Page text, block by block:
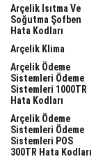
Arçelik Isıtma Ve
Soğutma Şofben
Hata Kodları
Arçelik Klima
Arçelik Ödeme
Sistemleri Ödeme
Sistemleri 1000TR
Hata Kodları
Arçelik Ödeme
Sistemleri Ödeme
Sistemleri POS
300TR Hata Kodları